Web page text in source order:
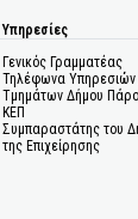
Υπηρεσίες
Γενικός Γραμματέας
Τηλέφωνα
Τμημάτων Δήμου
ΚΕΠ
Συμπαραστάτης του
της Επιχείρησης